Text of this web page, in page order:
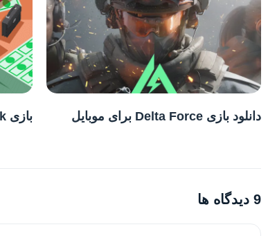
دانلود بازی Delta Force برای موبایل بازی idle bank نسخه مود شده
9 دیدگاه ها